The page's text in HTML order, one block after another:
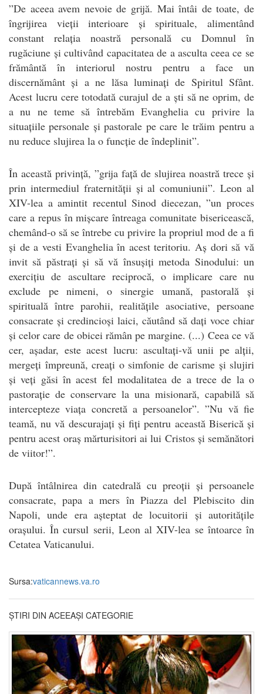
”De aceea avem nevoie de grijă. Mai întâi de toate, de
îngrijirea vieții interioare și spirituale, alimentând
constant relația noastră personală cu Domnul în
rugăciune și cultivând capacitatea de a asculta ceea ce se
frământă în interiorul nostru pentru a face un
discernământ și a ne lăsa luminați de Spiritul Sfânt.
Acest lucru cere totodată curajul de a ști să ne oprim, de
a nu ne teme să întrebăm Evanghelia cu privire la
situațiile personale și pastorale pe care le trăim pentru a
nu reduce slujirea la o funcție de îndeplinit”.
În această privință, ”grija față de slujirea noastră trece și
prin intermediul fraternității și al comuniunii”. Leon al
XIV-lea a amintit recentul Sinod diecezan, ”un proces
care a repus în mișcare întreaga comunitate bisericească,
chemând-o să se întrebe cu privire la propriul mod de a fi
și de a vesti Evanghelia în acest teritoriu. Aș dori să vă
invit să păstrați și să vă însușiți metoda Sinodului: un
exercițiu de ascultare reciprocă, o implicare care nu
exclude pe nimeni, o sinergie umană, pastorală și
spirituală între parohii, realitățile asociative, persoane
consacrate și credincioși laici, căutând să dați voce chiar
și celor care de obicei rămân pe margine. (...) Ceea ce vă
cer, așadar, este acest lucru: ascultați-vă unii pe alții,
mergeți împreună, creați o simfonie de carisme și slujiri
și veți găsi în acest fel modalitatea de a trece de la o
pastorație de conservare la una misionară, capabilă să
intercepteze viața concretă a persoanelor”. ”Nu vă fie
teamă, nu vă descurajați și fiți pentru această Biserică și
pentru acest oraș mărturisitori ai lui Cristos și semănători
de viitor!”.
După întâlnirea din catedrală cu preoții și persoanele
consacrate, papa a mers în Piazza del Plebiscito din
Napoli, unde era așteptat de locuitorii și autoritățile
orașului. În cursul serii, Leon al XIV-lea se întoarce în
Cetatea Vaticanului.
Sursa:vaticannews.va.ro
ȘTIRI DIN ACEEAȘI CATEGORIE